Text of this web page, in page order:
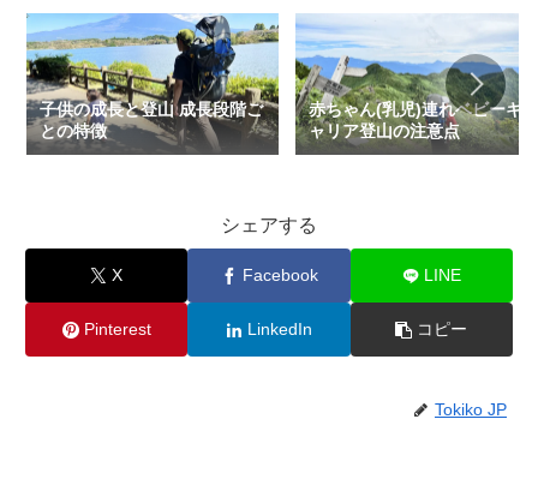
子供の成長と登山 成長段階ご
との特徴
赤ちゃん(乳児)連れベビーキ
ャリア登山の注意点
シェアする
X Facebook LINE
Pinterest LinkedIn コピー
Tokiko JP